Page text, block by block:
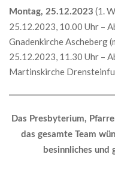
Montag, 25.12.2023 (1.
25.12.2023, 10.00 Uhr –
Gnadenkirche Ascheberg
25.12.2023, 11.30 Uhr –
Martinskirche
Das Presbyterium,
das gesamte Team
besinnliches und